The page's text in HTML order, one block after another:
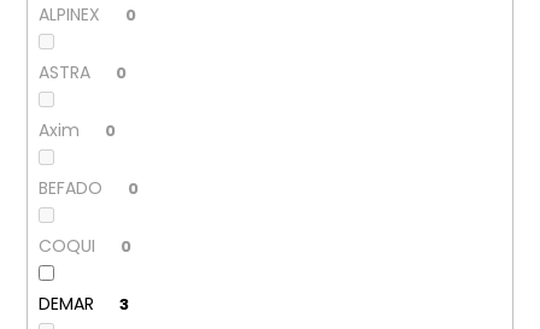
ALPINEX 0
ASTRA 0
Axim 0
BEFADO 0
COQUI 0
DEMAR 3
u
m
PÁNSKÉ
SANDÁLY
KEEN
NEWPORT
BISON
KOŽENÉ